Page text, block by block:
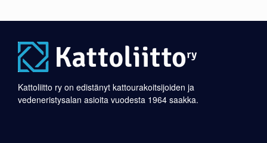
Kattoliitto ry on edistänyt kattourakoitsijoiden ja
vedeneristysalan asioita vuodesta 1964 saakka.